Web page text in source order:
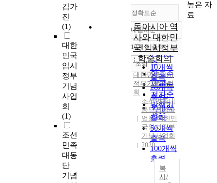
김가
진
(1)
대한
민국
임시
정부
기념
사업
회
(1)
조선
민족
대동
단
기념
정확도순
정확도
순
인기도
순
연도순
제목순
저자순
발행기
관순
내림차순
내림차순
10개씩 출력
10개씩
출력
20개씩
출력
30개씩
출력
50개씩
출력
100개씩
출력
조회
동아시아 역
사와 대한민
국 임시정부
: 학술회의
대한민국임시
정부기념사업
회
조선민족대
동단기념사
업회 대한민
국임시정부
기념사업회
2020
복
사/
높은 자
료